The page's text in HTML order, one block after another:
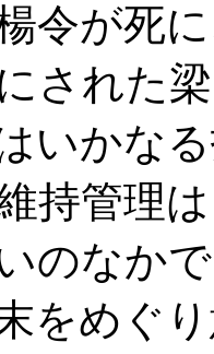
令が死
された
いかな
持管理
のなか
をめぐ